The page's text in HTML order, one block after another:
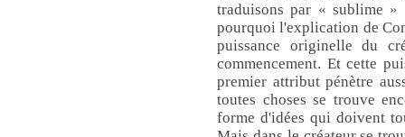
traduisons par « sublime
pourquoi l'explication de
puissance originelle du
commencement. Et cette
premier attribut pénètre
toutes choses se trouve
forme d'idées qui doivent